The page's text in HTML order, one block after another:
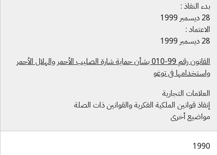
النفاذ :
:
القانون رقم 99-010 بشأن حماية شارة الصليب الأحمر والهلال الأحمر
في توغو
التجارية
قوانين الملكية الفكرية والقوانين ذات الصلة
أخرى